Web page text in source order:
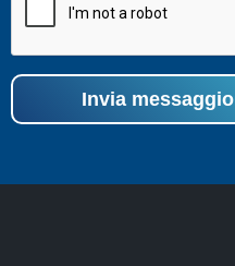
Invia messaggio